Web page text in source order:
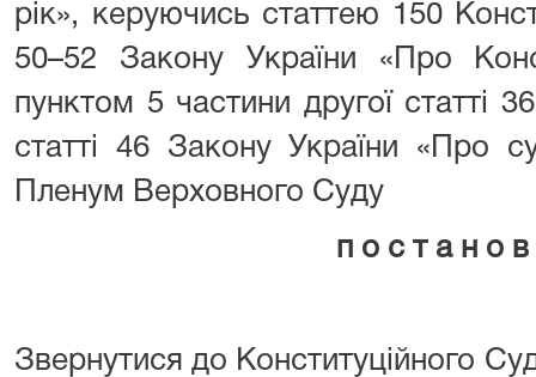
рік», керуючись статтею 150
50–52 Закону України «Про
пунктом 5 частини другої статті
статті 46 Закону України «Про
Пленум Верховного Суду
п о с т а н о в
Звернутися до Конституційного